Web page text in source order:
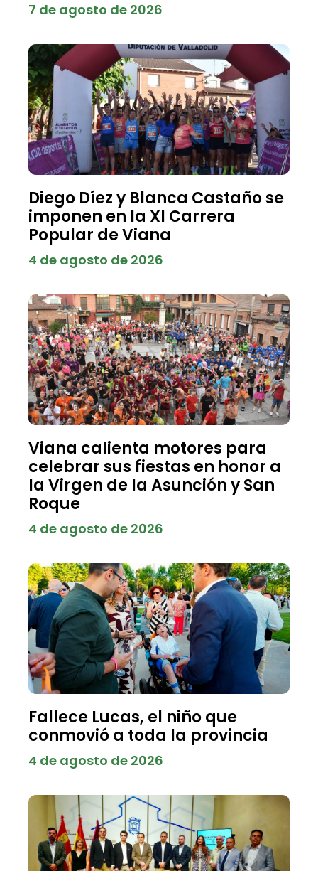
7 de agosto de 2026
Diego Díez y Blanca Castaño se
imponen en la XI Carrera
Popular de Viana
4 de agosto de 2026
Viana calienta motores para
celebrar sus fiestas en honor a
la Virgen de la Asunción y San
Roque
4 de agosto de 2026
Fallece Lucas, el niño que
conmovió a toda la provincia
4 de agosto de 2026